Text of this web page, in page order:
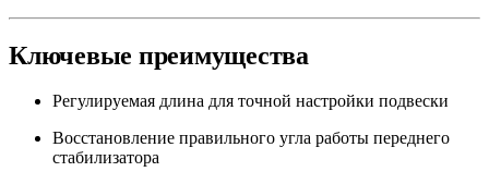
Ключевые преимущества
Регулируемая длина для точной настройки подвески
Восстановление правильного угла работы переднего
стабилизатора